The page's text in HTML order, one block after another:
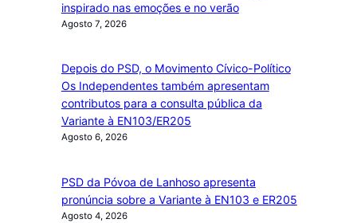
inspirado nas emoções e no verão
Agosto 7, 2026
Depois do PSD, o Movimento Cívico-Político
Os Independentes também apresentam
contributos para a consulta pública da
Variante à EN103/ER205
Agosto 6, 2026
PSD da Póvoa de Lanhoso apresenta
pronúncia sobre a Variante à EN103 e ER205
Agosto 4, 2026